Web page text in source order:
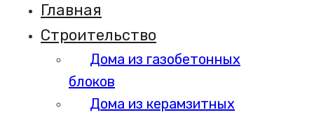
Главная
Строительство
Дома из газобетонных
блоков
Дома из керамзитных